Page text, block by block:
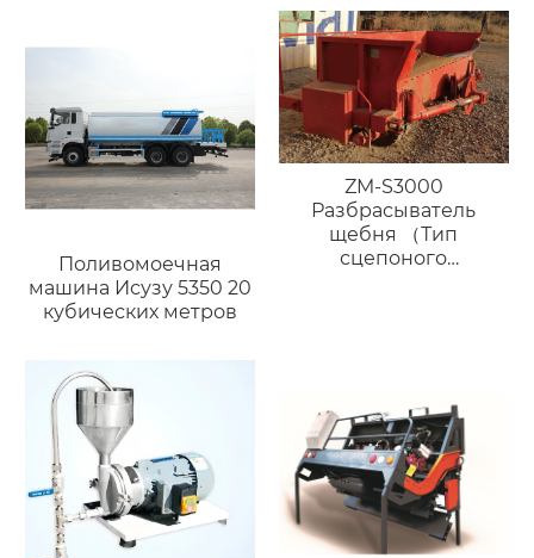
Поливомоечная
машина Исузу 5350 20
кубических метров
ZM-S3000
Разбрасыватель
щебня （Тип
сцепоного